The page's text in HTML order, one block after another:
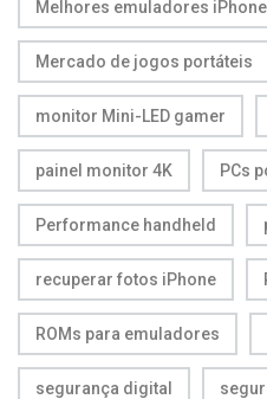
Melhores emuladores iPhone
Mercado de jogos portáteis
monitor Mini-LED gamer
painel monitor 4K PCs
Performance handheld
recuperar fotos iPhone
ROMs para emuladores
segurança digital